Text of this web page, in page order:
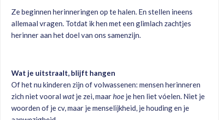
Ze beginnen herinneringen op te halen. En stellen ineens
allemaal vragen. Totdat ik hen met een glimlach zachtjes
herinner aan het doel van ons samenzijn.
Wat je uitstraalt, blijft hangen
Of het nu kinderen zijn of volwassenen: mensen herinneren
zich niet vooralwatje zei, maarhoe je hen liet vóelen. Niet je
woorden of je cv, maar je menselijkheid, je houding en je